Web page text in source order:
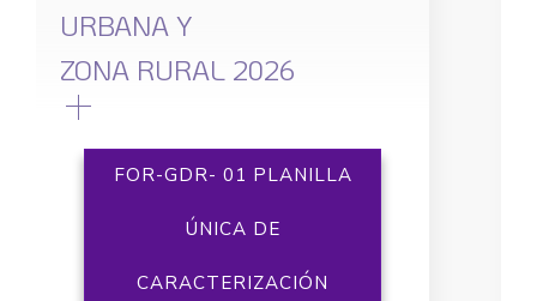
URBANA Y
ZONA RURAL 2026
FOR-GDR- 01 PLANILLA
ÚNICA DE
CARACTERIZACIÓN